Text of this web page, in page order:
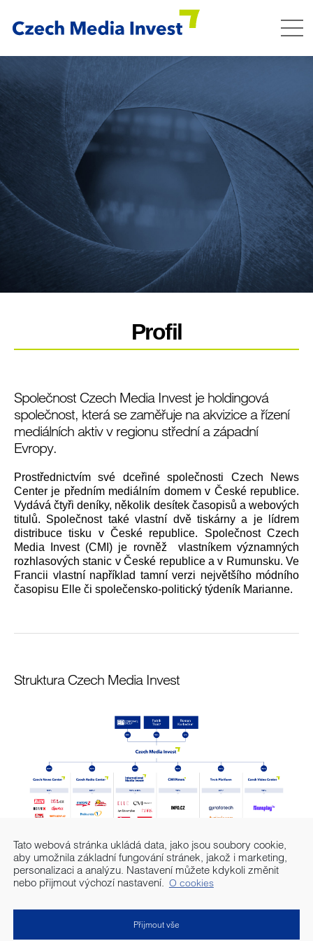
Thomas Jefferson, 1786
Profil
Společnost Czech Media Invest je holdingová
společnost, která se zaměřuje na akvizice a řízení
mediálních aktiv v regionu střední a západní
Evropy.
Prostřednictvím své dceřiné společnosti Czech News
Center je předním mediálním domem v České republice.
Vydává čtyři deníky, několik desítek časopisů a webových
titulů. Společnost také vlastní dvě tiskárny a je lídrem
distribuce tisku v České republice. Společnost Czech
Media Invest (CMI) je rovněž vlastníkem významných
rozhlasových stanic v České republice a v Rumunsku. Ve
Francii vlastní například tamní verzi největšího módního
časopisu Elle či společensko-politický týdeník Marianne.
Struktura Czech Media Invest
Tato webová stránka ukládá data, jako jsou soubory cookie,
aby umožnila základní fungování stránek, jakož i marketing,
personalizaci a analýzu. Nastavení můžete kdykoli změnit
nebo přijmout výchozí nastavení.
O cookies
Přijmout vše